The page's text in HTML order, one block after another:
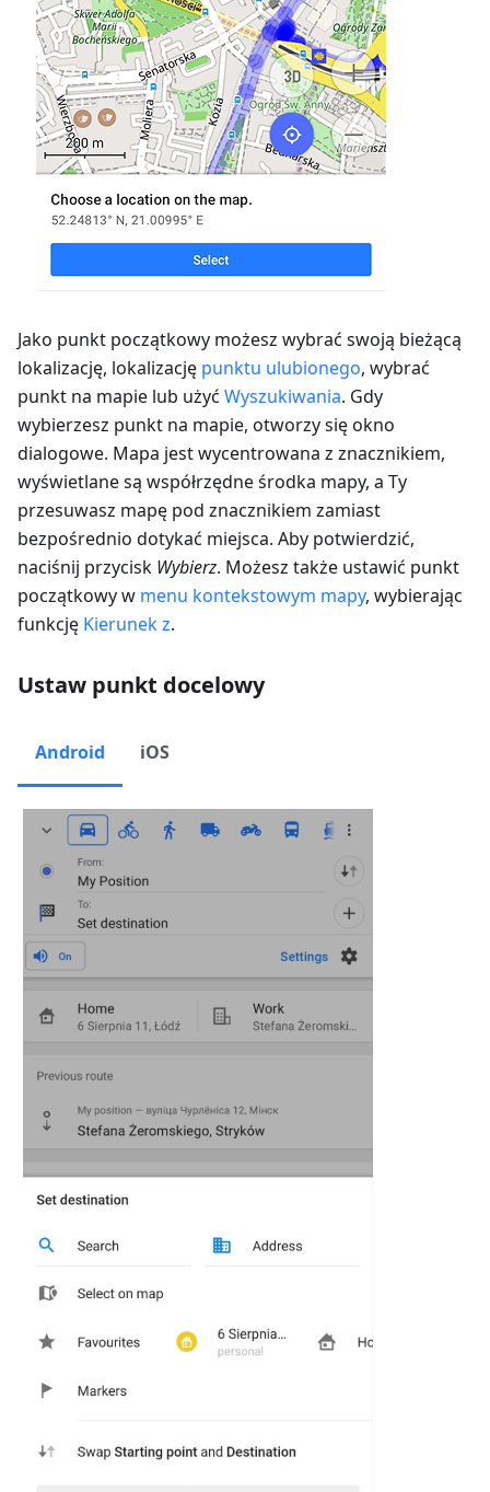
Jako punkt początkowy możesz wybrać swoją bieżącą
lokalizację, lokalizację punktu ulubionego, wybrać
punkt na mapie lub użyć Wyszukiwania. Gdy
wybierzesz punkt na mapie, otworzy się okno
dialogowe. Mapa jest wycentrowana z znacznikiem,
wyświetlane są współrzędne środka mapy, a Ty
przesuwasz mapę pod znacznikiem zamiast
bezpośrednio dotykać miejsca. Aby potwierdzić,
naciśnij przycisk Wybierz. Możesz także ustawić punkt
początkowy w menu kontekstowym mapy, wybierając
funkcję Kierunek z.
Ustaw punkt docelowy
Android iOS